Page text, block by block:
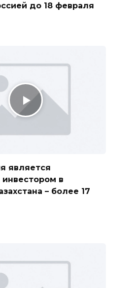
до 18 февраля
является
в
– более 17